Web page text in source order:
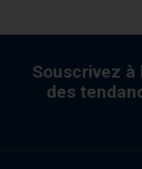
Souscrivez
des